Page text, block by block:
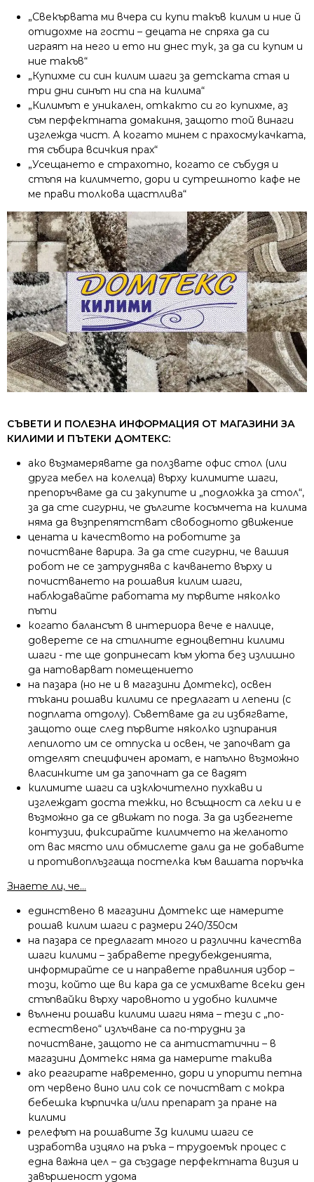
„Свекървата ми вчера си купи такъв килим и ние й
отидохме на гости – децата не спряха да си
играят на него и ето ни днес тук, за да си купим и
ние такъв“
„Купихме си син килим шаги за детската стая и
три дни синът ни спа на килима“
„Килимът е уникален, откакто си го купихме, аз
съм перфектната домакиня, защото той винаги
изглежда чист. А когато минем с прахосмукачката,
тя събира всичкия прах“
„Усещането е страхотно, когато се събудя и
стъпя на килимчето, дори и сутрешното кафе не
ме прави толкова щастлива“
СЪВЕТИ И ПОЛЕЗНА ИНФОРМАЦИЯ ОТ МАГАЗИНИ ЗА
КИЛИМИ И ПЪТЕКИ ДОМТЕКС:
ако възмамерявате да ползвате офис стол (или
друга мебел на колелца) върху килимите шаги,
препоръчваме да си закупите и „подложка за стол“,
за да сте сигурни, че дългите косъмчета на килима
няма да възпрепятстват свободното движение
цената и качеството на роботите за
почистване варира. За да сте сигурни, че вашия
робот не се затруднява с качването върху и
почистването на рошавия килим шаги,
наблюдавайте работата му първите няколко
пъти
когато балансът в интериора вече е налице,
доверете се на стилните едноцветни килими
шаги - те ще допринесат към уюта без излишно
да натоварват помещението
на пазара (но не и в магазини Домтекс), освен
тъкани рошави килими се предлагат и лепени (с
подплата отдолу). Съветваме да ги избягвате,
защото още след първите няколко изпирания
лепилото им се отпуска и освен, че започват да
отделят специфичен аромат, е напълно възможно
власинките им да започнат да се вадят
килимите шаги са изключително пухкави и
изглеждат доста тежки, но всъщност са леки и е
възможно да се движат по пода. За да избегнете
контузии, фиксирайте килимчето на желаното
от вас място или обмислете дали да не добавите
и противоплъзгаща постелка към вашата поръчка
Знаете ли, че…
единствено в магазини Домтекс ще намерите
рошав килим шаги с размери 240/350см
на пазара се предлагат много и различни качества
шаги килими – забравете предубежденията,
информирайте се и направете правилния избор –
този, който ще ви кара да се усмихвате всеки ден
стъпвайки върху чаровното и удобно килимче
вълнени рошави килими шаги няма – тези с „по-
естествено“ излъчване са по-трудни за
почистване, защото не са антистатични – в
магазини Домтекс няма да намерите такива
ако реагирате навременно, дори и упорити петна
от червено вино или сок се почистват с мокра
бебешка кърпичка и/или препарат за пране на
килими
релефът на рошавите 3д килими шаги се
изработва изцяло на ръка – трудоемък процес с
една важна цел – да създаде перфектната визия и
завършеност удома